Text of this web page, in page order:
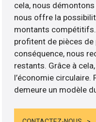
cela, nous
nous offre la
montants
profitent de pièces de
conséquence, nous
restants. Grâce à
l’économie
demeure un modèle